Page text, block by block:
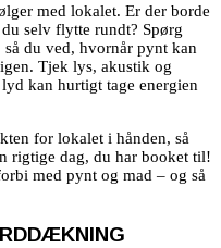
med lokalet. Er der borde
selv flytte rundt? Spørg
du ved, hvornår pynt kan
Tjek lys, akustik og
kan hurtigt tage energien
for lokalet i hånden, så
rigtige dag, du har booket til!
med pynt og mad – og så